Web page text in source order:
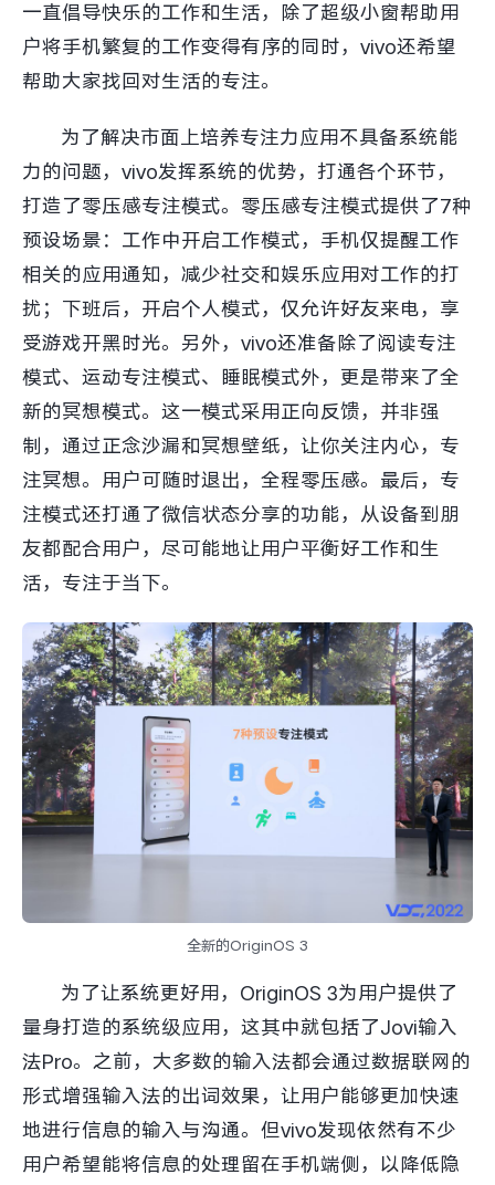
一直倡导快乐的工作和生活，除了超级小窗帮助用
户将手机繁复的工作变得有序的同时，vivo还希望
帮助大家找回对生活的专注。
为了解决市面上培养专注力应用不具备系统能
力的问题，vivo发挥系统的优势，打通各个环节，
打造了零压感专注模式。零压感专注模式提供了7种
预设场景：工作中开启工作模式，手机仅提醒工作
相关的应用通知，减少社交和娱乐应用对工作的打
扰；下班后，开启个人模式，仅允许好友来电，享
受游戏开黑时光。另外，vivo还准备除了阅读专注
模式、运动专注模式、睡眠模式外，更是带来了全
新的冥想模式。这一模式采用正向反馈，并非强
制，通过正念沙漏和冥想壁纸，让你关注内心，专
注冥想。用户可随时退出，全程零压感。最后，专
注模式还打通了微信状态分享的功能，从设备到朋
友都配合用户，尽可能地让用户平衡好工作和生
活，专注于当下。
全新的OriginOS 3
为了让系统更好用，OriginOS 3为用户提供了
量身打造的系统级应用，这其中就包括了Jovi输入
法Pro。之前，大多数的输入法都会通过数据联网的
形式增强输入法的出词效果，让用户能够更加快速
地进行信息的输入与沟通。但vivo发现依然有不少
用户希望能将信息的处理留在手机端侧，以降低隐